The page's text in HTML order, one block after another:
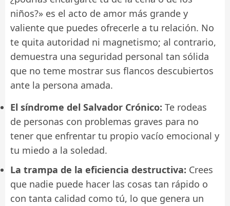
niños?» es el acto de amor más grande y
valiente que puedes ofrecerle a tu relación. No
te quita autoridad ni magnetismo; al contrario,
demuestra una seguridad personal tan sólida
que no teme mostrar sus flancos descubiertos
ante la persona amada.
El síndrome del Salvador Crónico: Te rodeas
de personas con problemas graves para no
tener que enfrentar tu propio vacío emocional y
tu miedo a la soledad.
La trampa de la eficiencia destructiva: Crees
que nadie puede hacer las cosas tan rápido o
con tanta calidad como tú, lo que genera un